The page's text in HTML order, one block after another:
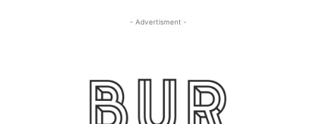
- Advertisment -